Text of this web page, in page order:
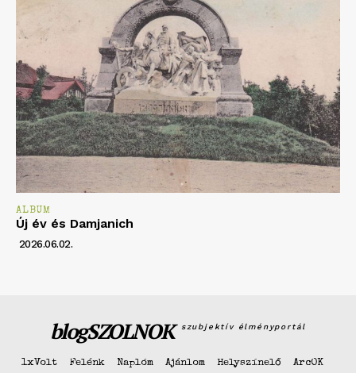
ALBUM
Új év és Damjanich
2026.06.02.
blogSZOLNOK szubjektív élményportál
1xVolt Felénk Naplóm Ajánlom Helyszínelő
ArcOK